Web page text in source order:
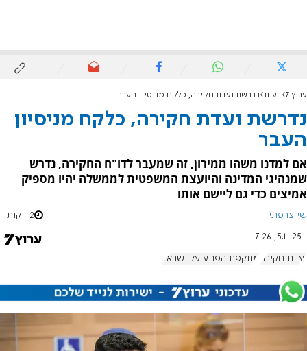
ערוץ 7 דעות נדרשת ועדת חקירה, כלקח מניסיון העבר
נדרשת ועדת חקירה, כלקח מניסיון
העבר
אם למדנו משהו ממירון, זה שמעבר לדו"ח החקירה, נדרש
שמנהיגי המדינה והיועצת המשפטית לממשלה יהיו מספיק
אמיצים כדי גם ליישם אותו
שי צרפתי 2 דקות
5.11.25, 7:26
ועדת חקירה מתקפת הפתע על ישראל